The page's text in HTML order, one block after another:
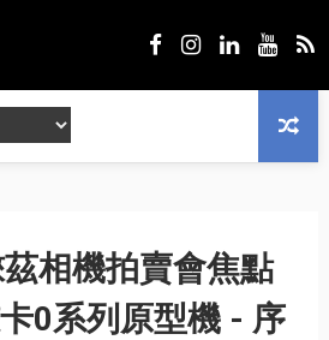
茲相機拍賣會焦點
0系列原型機 - 序